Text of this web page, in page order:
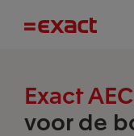
Exact AEC
voor de